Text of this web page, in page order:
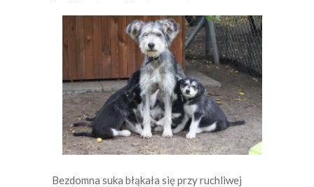
Bezdomna suka błąkała się przy ruchliwej